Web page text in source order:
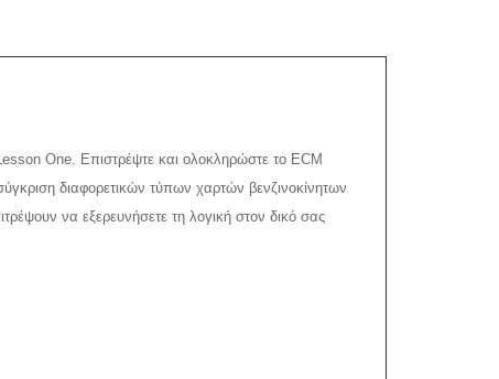
One. Επιστρέψτε και ολοκληρώστε το ECM
διαφορετικών τύπων χαρτών βενζινοκίνητων
να εξερευνήσετε τη λογική στον δικό σας